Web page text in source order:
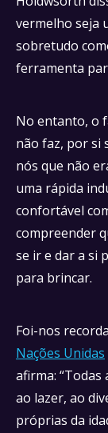
vermelho seja
sobretudo
ferramenta
No entanto, o
não faz, por si
nós que não
uma rápida
confortável
compreender
se ir e dar a si
para brincar.
Foi-nos
Nações Unidas
afirma: “Todas
ao lazer, ao
próprias da